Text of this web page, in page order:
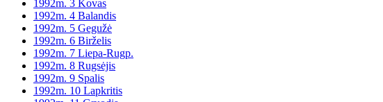
1992m. 3 Kovas
1992m. 4 Balandis
1992m. 5 Gegužė
1992m. 6 Birželis
1992m. 7 Liepa-Rugp.
1992m. 8 Rugsėjis
1992m. 9 Spalis
1992m. 10 Lapkritis